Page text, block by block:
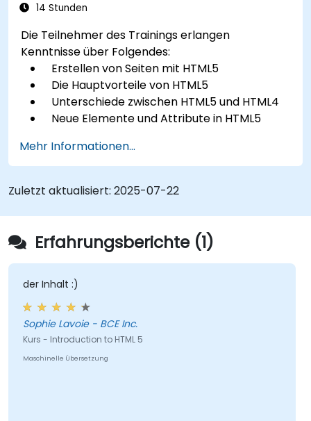
14 Stunden
Die Teilnehmer des Trainings erlangen
Kenntnisse über Folgendes:
Erstellen von Seiten mit HTML5
Die Hauptvorteile von HTML5
Unterschiede zwischen HTML5 und HTML4
Neue Elemente und Attribute in HTML5
HTML5
Erstellung von Formularen
Web Storage zur Entwicklung offline-
Mehr Informationen...
Zuletzt aktualisiert: 2025-07-22
Erfahrungsberichte (1)
der Inhalt :)
Sophie Lavoie - BCE Inc.
Kurs - Introduction to HTML 5
Maschinelle Übersetzung